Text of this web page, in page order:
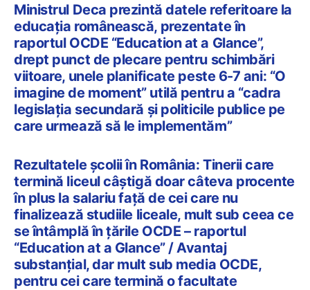
Ministrul Deca prezintă datele referitoare la
educația românească, prezentate în
raportul OCDE “Education at a Glance”,
drept punct de plecare pentru schimbări
viitoare, unele planificate peste 6-7 ani: “O
imagine de moment” utilă pentru a “cadra
legislația secundară și politicile publice pe
care urmează să le implementăm”
Rezultatele școlii în România: Tinerii care
termină liceul câștigă doar câteva procente
în plus la salariu față de cei care nu
finalizează studiile liceale, mult sub ceea ce
se întâmplă în țările OCDE – raportul
“Education at a Glance” / Avantaj
substanțial, dar mult sub media OCDE,
pentru cei care termină o facultate